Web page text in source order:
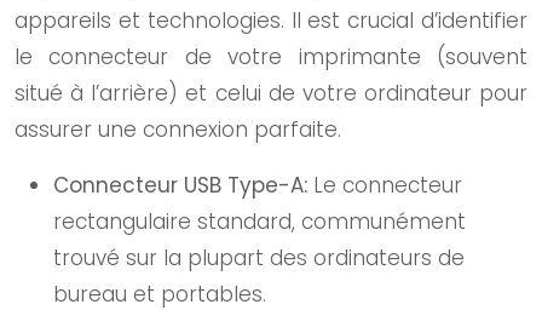
appareils et technologies. Il est crucial d’identifier
le connecteur de votre imprimante (souvent
situé à l’arrière) et celui de votre ordinateur pour
assurer une connexion parfaite.
Connecteur USB Type-A: Le connecteur
rectangulaire standard, communément
trouvé sur la plupart des ordinateurs de
bureau et portables.